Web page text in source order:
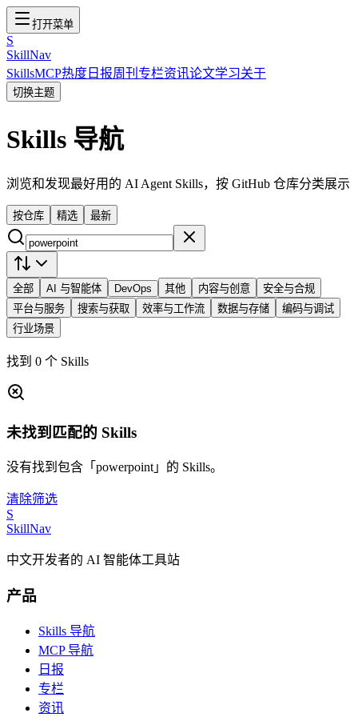
打开菜单
S
SkillNav
SkillsMCP热度 日报周刊 专栏资讯论文学习关于
切换主题
Skills 导航
浏览和发现最好用的 AI Agent Skills，按 GitHub 仓库分类展示
按仓库 精选 最新
全部 AI 与智能体 DevOps 其他 内容与创意
安全与合规
平台与服务
搜索与获取 效率与工作流 数据与存储
编码与调试
行业场景
找到 0 个 Skills
未找到匹配的 Skills
没有找到包含「powerpoint」的 Skills。
清除筛选
S
SkillNav
中文开发者的 AI 智能体工具站
产品
Skills 导航
MCP 导航
日报
专栏
资讯